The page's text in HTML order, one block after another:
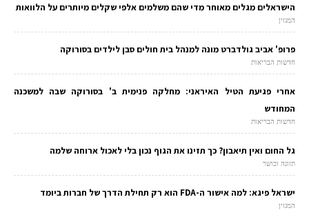
הישראלים מגלים מאוחר מדי שהם משלמים אלפי שקלים מיותרים על הלוואות
המגזין
פרופ' אביב גולדברט מונה למנהל בית חולים סבן לילדים בסורוקה
חדשות הבריאות
אחרי פגיעת הטיל האיראני: מחלקה פנימית ב' בסורוקה שבה למשכנה
המחודש
חדשות הבריאות
גל החום ואין תיאבון? כך תזינו את הגוף נכון בלי לאכול ארוחה שלמה
תזונה וכושר
ישראל פיגא: למה אישור ה-FDA הוא רק תחילת הדרך של חברות ביומד
המגזין